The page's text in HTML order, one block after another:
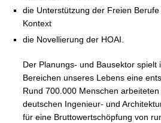
die Unterstützung der Freien
Kontext
die Novellierung der HOAI.
Der Planungs- und Bausektor spielt
Bereichen unseres Lebens eine
Rund 700.000 Menschen
deutschen Ingenieur- und
für eine Bruttowertschöpfung von